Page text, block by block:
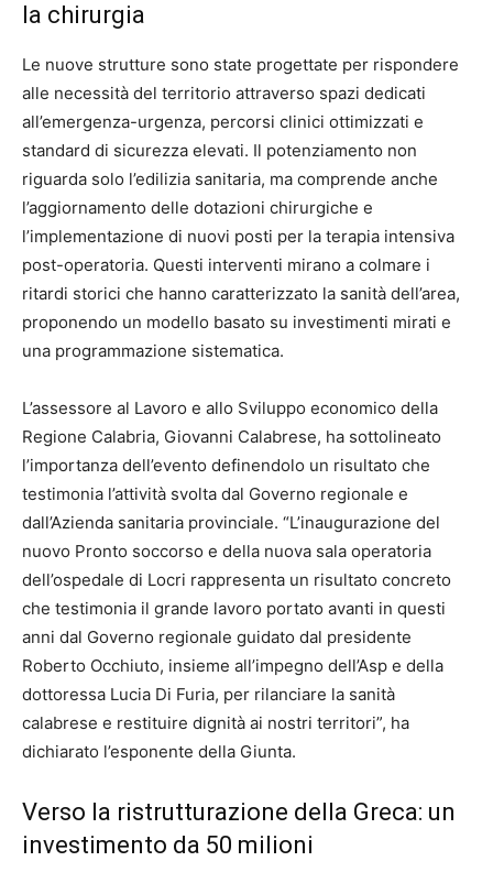
la chirurgia
Le nuove strutture sono state progettate per rispondere
alle necessità del territorio attraverso spazi dedicati
all’emergenza-urgenza, percorsi clinici ottimizzati e
standard di sicurezza elevati. Il potenziamento non
riguarda solo l’edilizia sanitaria, ma comprende anche
l’aggiornamento delle dotazioni chirurgiche e
l’implementazione di nuovi posti per la terapia intensiva
post-operatoria. Questi interventi mirano a colmare i
ritardi storici che hanno caratterizzato la sanità dell’area,
proponendo un modello basato su investimenti mirati e
una programmazione sistematica.
L’assessore al Lavoro e allo Sviluppo economico della
Regione Calabria, Giovanni Calabrese, ha sottolineato
l’importanza dell’evento definendolo un risultato che
testimonia l’attività svolta dal Governo regionale e
dall’Azienda sanitaria provinciale. “L’inaugurazione del
nuovo Pronto soccorso e della nuova sala operatoria
dell’ospedale di Locri rappresenta un risultato concreto
che testimonia il grande lavoro portato avanti in questi
anni dal Governo regionale guidato dal presidente
Roberto Occhiuto, insieme all’impegno dell’Asp e della
dottoressa Lucia Di Furia, per rilanciare la sanità
calabrese e restituire dignità ai nostri territori”, ha
dichiarato l’esponente della Giunta.
Verso la ristrutturazione della Greca: un
investimento da 50 milioni